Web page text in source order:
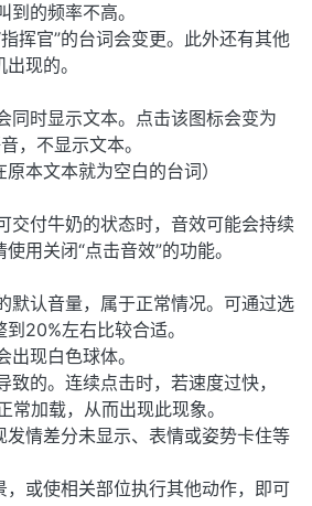
到的频率不高。
挥官”的台词会变更。此外还有其他
现的。
同时显示文本。点击该图标会变为
，不显示文本。
原本文本就为空白的台词）
交付牛奶的状态时，音效可能会持续
用关闭“点击音效”的功能。
默认音量，属于正常情况。可通过选
20%左右比较合适。
出现白色球体。
的。连续点击时，若速度过快，
加载，从而出现此现象。
发情差分未显示、表情或姿势卡住等
，或使相关部位执行其他动作，即可